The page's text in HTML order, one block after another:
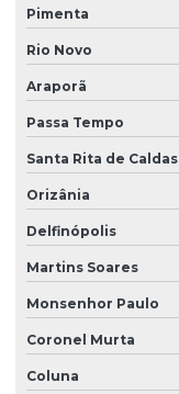
Pimenta
Rio Novo
Araporã
Passa Tempo
Santa Rita de Caldas
Orizânia
Delfinópolis
Martins Soares
Monsenhor Paulo
Coronel Murta
Coluna